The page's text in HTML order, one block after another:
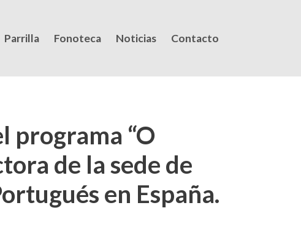
Parrilla Fonoteca Noticias Contacto
programa “O
de la sede de
en España.